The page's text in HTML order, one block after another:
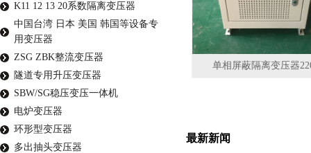
单相屏蔽隔离变压器
最新新闻
K11 12 13 20系数隔离变压器
中国台湾 日本 美国 韩国等设备专
用变压器
ZSG ZBK整流变压器
隧道专用升压变压器
SBW/SG稳压变压一体机
电炉变压器
环形型变压器
多出抽头变压器